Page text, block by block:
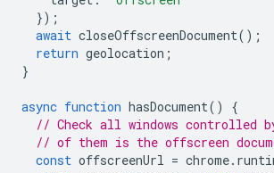
});
await closeOffscreenDocument();
return geolocation ;
}
async function hasDocument()
{
// Check all windows controlled
// of them is the offscreen
const offscreenUrl = chrome.